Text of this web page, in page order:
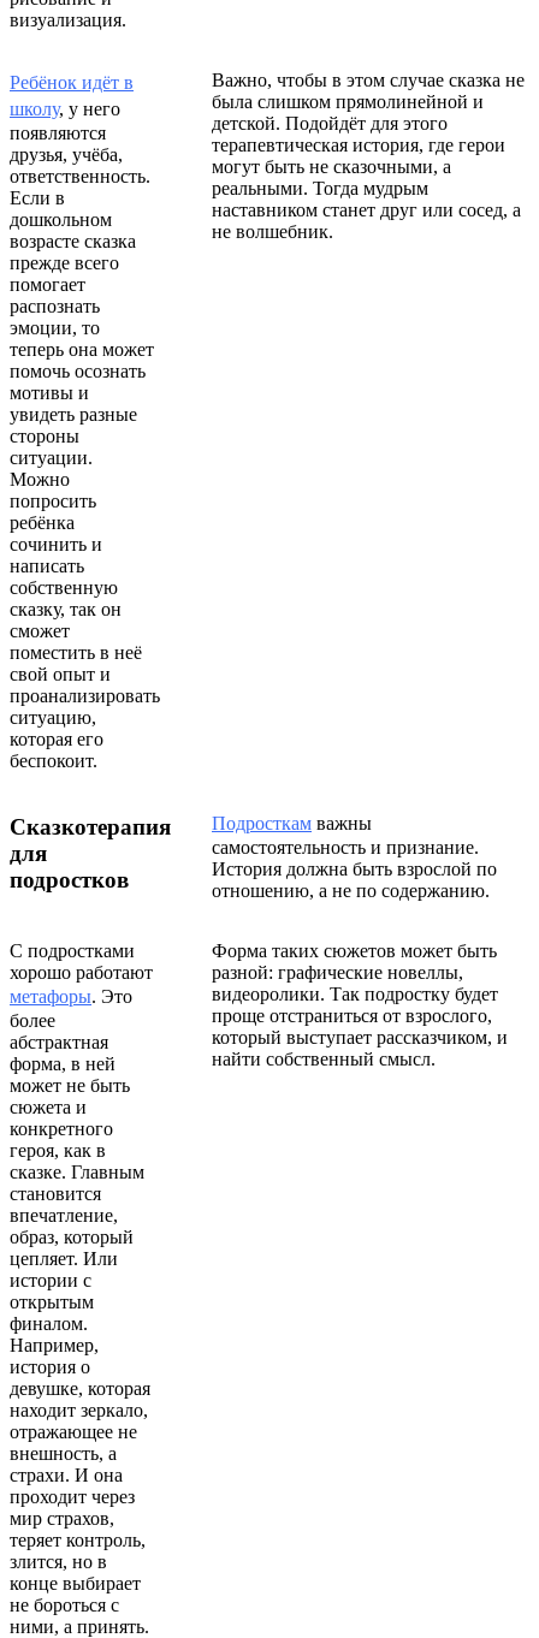
визуализация.
Ребёнок идёт в
школу, у него
появляются
друзья, учёба,
ответственность.
Если в
дошкольном
возрасте сказка
прежде всего
помогает
распознать
эмоции, то
теперь она может
помочь осознать
мотивы и
увидеть разные
стороны
ситуации.
Можно
попросить
ребёнка
сочинить и
написать
собственную
сказку, так он
сможет
поместить в неё
свой опыт и
проанализировать
ситуацию,
которая его
беспокоит.
Важно, чтобы в этом случае сказка не
была слишком прямолинейной и
детской. Подойдёт для этого
терапевтическая история, где герои
могут быть не сказочными, а
реальными. Тогда мудрым
наставником станет друг или сосед, а
не волшебник.
Сказкотерапия
для
подростков
Подросткам важны
самостоятельность и признание.
История должна быть взрослой по
отношению, а не по содержанию.
С подростками
хорошо работают
метафоры. Это
более
абстрактная
форма, в ней
может не быть
сюжета и
конкретного
героя, как в
сказке. Главным
становится
впечатление,
образ, который
цепляет. Или
истории с
открытым
финалом.
Например,
история о
девушке, которая
находит зеркало,
отражающее не
внешность, а
страхи. И она
проходит через
мир страхов,
теряет контроль,
злится, но в
конце выбирает
не бороться с
ними, а принять.
Форма таких сюжетов может быть
разной: графические новеллы,
видеоролики. Так подростку будет
проще отстраниться от взрослого,
который выступает рассказчиком, и
найти собственный смысл.